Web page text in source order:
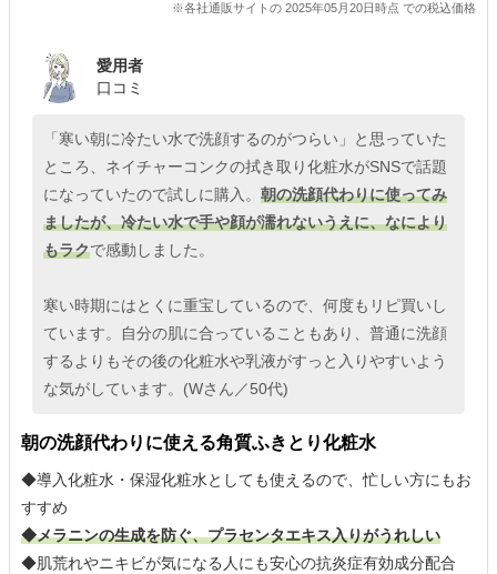
※各社通販サイトの 2025年05月20日時点 での税込価格
愛用者
口コミ
「寒い朝に冷たい水で洗顔するのがつらい」と思っていた
ところ、ネイチャーコンクの拭き取り化粧水がSNSで話題
になっていたので試しに購入。 朝の洗顔代わりに使ってみ
ましたが、冷たい水で手や顔が濡れないうえに、なにより
もラクで感動しました。
寒い時期にはとくに重宝しているので、何度もリピ買いし
ています。自分の肌に合っていることもあり、普通に洗顔
するよりもその後の化粧水や乳液がすっと入りやすいよう
な気がしています。(Wさん／50代)
朝の洗顔代わりに使える角質ふきとり化粧水
◆導入化粧水・保湿化粧水としても使えるので、忙しい方にもお
すすめ
◆メラニンの生成を防ぐ、プラセンタエキス入りがうれしい
◆肌荒れやニキビが気になる人にも安心の抗炎症有効成分配合